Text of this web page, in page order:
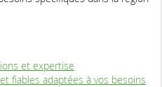
et expertise
fiables adaptées à vos besoins